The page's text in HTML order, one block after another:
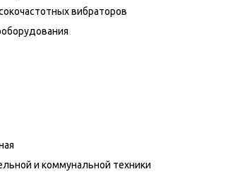
вибраторов
и коммунальной техники